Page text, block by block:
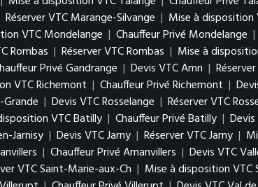
Réserver VTC Marange-Silvange | Mise à disposition
VTC Mondelange | Chauffeur Privé Mondelange |
Rombas | Réserver VTC Rombas | Mise à
Privé Gandrange | Devis VTC Amn |
VTC Richemont | Chauffeur Privé Richemont |
| Devis VTC Rosselange | Réserver VTC
VTC Batilly | Chauffeur Privé Batilly |
Jarnisy | Devis VTC Jarny | Réserver VTC Jarny |
| Chauffeur Privé Amanvillers | Devis VTC
VTC Saint-Marie-aux-Ch | Mise à disposition VTC